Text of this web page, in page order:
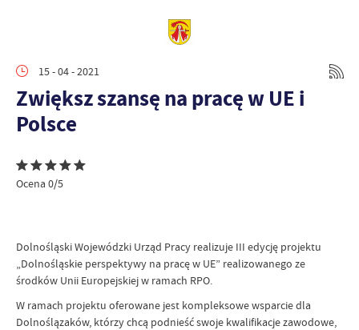
15 - 04 - 2021
Zwiększ szansę na pracę w UE i
Polsce
Ocena 0/5
Dolnośląski Wojewódzki Urząd Pracy realizuje III edycję projektu
„Dolnośląskie perspektywy na pracę w UE” realizowanego ze
środków Unii Europejskiej w ramach RPO.
W ramach projektu oferowane jest kompleksowe wsparcie dla
Dolnoślązaków, którzy chcą podnieść swoje kwalifikacje zawodowe,